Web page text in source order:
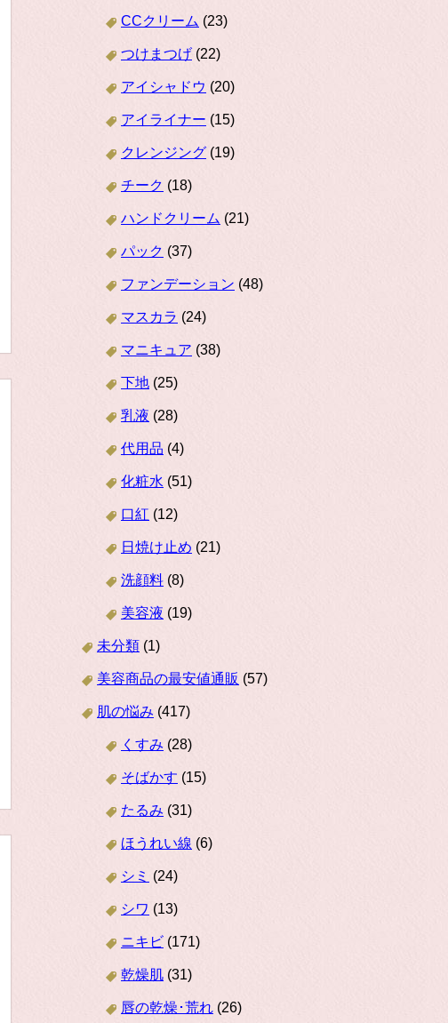
CCクリーム (23)
つけまつげ (22)
アイシャドウ (20)
アイライナー (15)
クレンジング (19)
チーク (18)
ハンドクリーム (21)
パック (37)
ファンデーション (48)
マスカラ (24)
マニキュア (38)
下地 (25)
乳液 (28)
代用品 (4)
化粧水 (51)
口紅 (12)
日焼け止め (21)
洗顔料 (8)
美容液 (19)
未分類 (1)
美容商品の最安値通販 (57)
肌の悩み (417)
くすみ (28)
そばかす (15)
たるみ (31)
ほうれい線 (6)
シミ (24)
シワ (13)
ニキビ (171)
乾燥肌 (31)
唇の乾燥･荒れ (26)